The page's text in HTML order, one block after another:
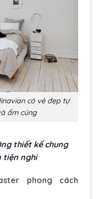
có vẻ đẹp tự
ấm cúng
thiết kế chung
tiện nghi
phong cách